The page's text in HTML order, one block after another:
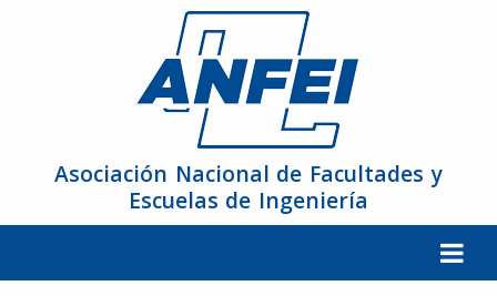
Asociación Nacional de Facultades y
Escuelas de Ingeniería